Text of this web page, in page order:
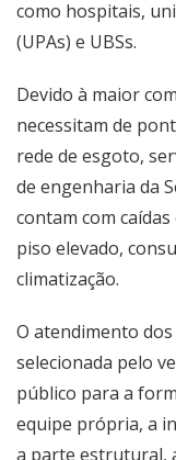
como hospitais,
(UPAs) e UBSs.
Devido à maior
necessitam de
rede de esgoto,
de engenharia da
contam com
piso elevado,
climatização.
O atendimento
selecionada pelo
público para a
equipe própria, a
a parte estrutural,